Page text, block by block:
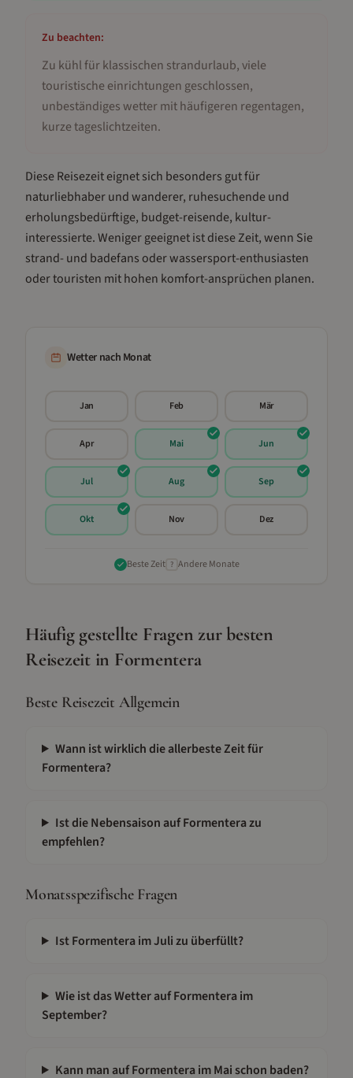
Zu beachten:
Zu kühl für klassischen strandurlaub, viele
touristische einrichtungen geschlossen,
unbeständiges wetter mit häufigeren regentagen,
kurze tageslichtzeiten.
Diese Reisezeit eignet sich besonders gut für
naturliebhaber und wanderer, ruhesuchende und
erholungsbedürftige, budget-reisende, kultur-
interessierte.Weniger geeignet ist diese Zeit, wenn Sie
strand- und badefans oder wassersport-enthusiasten
oder touristen mit hohen komfort-ansprüchen planen.
Wetter nach Monat
Jan Feb Mär
Apr Mai Jun
Jul Aug Sep
Okt Nov Dez
Beste Zeit ? Andere Monate
Häufig gestellte Fragen zur besten
Reisezeit in Formentera
Beste Reisezeit Allgemein
Wann ist wirklich die allerbeste Zeit für
Formentera?
Ist die Nebensaison auf Formentera zu
empfehlen?
Monatsspezifische Fragen
Ist Formentera im Juli zu überfüllt?
Wie ist das Wetter auf Formentera im
September?
Kann man auf Formentera im Mai schon baden?